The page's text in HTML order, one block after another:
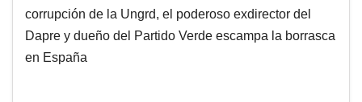
corrupción de la Ungrd, el poderoso exdirector del
Dapre y dueño del Partido Verde escampa la borrasca
en España